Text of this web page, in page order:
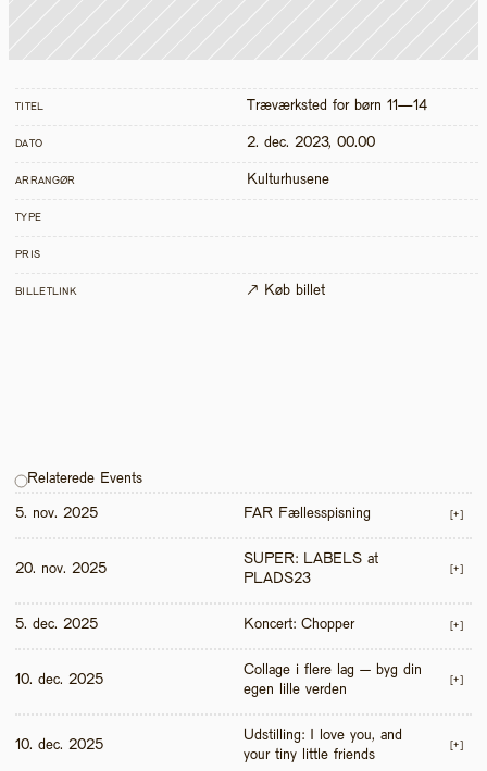
TITEL Træværksted for børn 11—14
DATO 2. dec. 2023, 00.00
ARRANGØR Kulturhusene
TYPE
PRIS
BILLETLINK ↗ Køb billet
Relaterede Events
5. nov. 2025 FAR Fællesspisning [+]
20. nov. 2025
SUPER: LABELS at
PLADS23
[+]
5. dec. 2025 Koncert: Chopper [+]
10. dec. 2025
Collage i flere lag – byg din
egen lille verden
[+]
10. dec. 2025
Udstilling: I love you, and
your tiny little friends
[+]